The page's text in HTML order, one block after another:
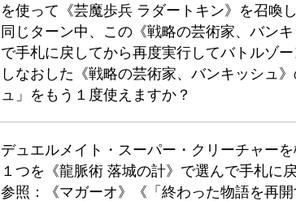
を使って《芸魔歩兵 ラダートキン》を召喚し
同じターン中、この《戦略の芸術家、バン
で手札に戻してから再度実行してバトルゾ
しなおした《戦略の芸術家、バンキッシュ
ュ」をもう１度使えますか？
デュエルメイト・スーパー・クリーチャー
１つを《龍脈術 落城の計》で選んで手札に
参照：《マガーオ》《「終わった物語を再